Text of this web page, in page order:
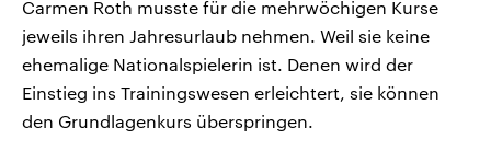
Carmen Roth musste für die mehrwöchigen Kurse
jeweils ihren Jahresurlaub nehmen. Weil sie keine
ehemalige Nationalspielerin ist. Denen wird der
Einstieg ins Trainingswesen erleichtert, sie können
den Grundlagenkurs überspringen.